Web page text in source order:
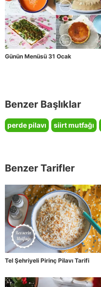
Günün Menüsü 31 Ocak
Benzer Başlıklar
perde pilavı siirt mutfağı
Benzer Tarifler
Tel Şehriyeli Pirinç Pilavı Tarifi